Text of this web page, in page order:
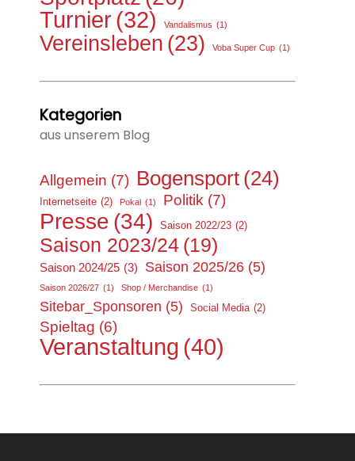
Turnier(32) Vandalismus (1)
Vereinsleben (23) Voba Super Cup (1)
Kategorien
aus unserem Blog
Allgemein (7) Bogensport (24)
Internetseite (2) Pokal (1) Politik (7)
Presse (34) Saison 2022/23 (2)
Saison 2023/24 (19)
Saison 2024/25 (3) Saison 2025/26 (5)
Saison 2026/27 (1) Shop / Merchandise (1)
Sitebar_Sponsoren (5) Social Media (2)
Spieltag (6)
Veranstaltung (40)